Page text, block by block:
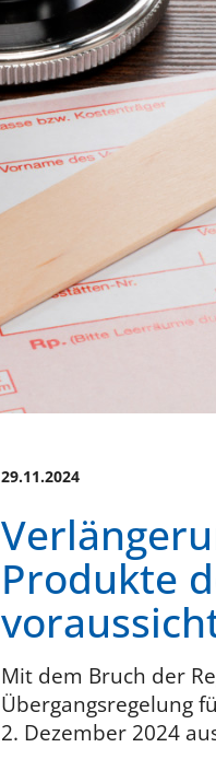
29.11.2024
Produkte
Mit dem Bruch der
Übergangsregelung
2. Dezember 2024